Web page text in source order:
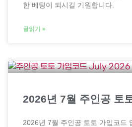
한 베팅이 되시길 기원합니다.
글읽기 »
2026년 7월 주인공 토
2026년 7월 주인공 토토 가입코드